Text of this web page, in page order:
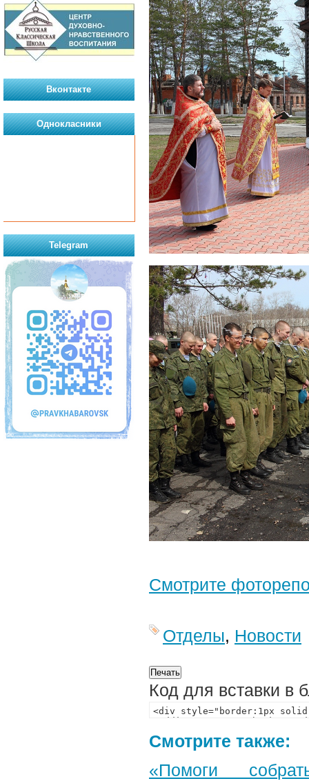
Смотрите
Отделы, Новости
Код для вставки в
Смотрите также:
«Помоги
Вконтакте
Однокласники
Telegram